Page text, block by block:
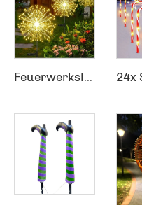
Feuerwerkslichter wasserdicht Outdoor Pusteblume Blinkkette Feenlichter 120 LEDs Solargesetzte Rasenlichter